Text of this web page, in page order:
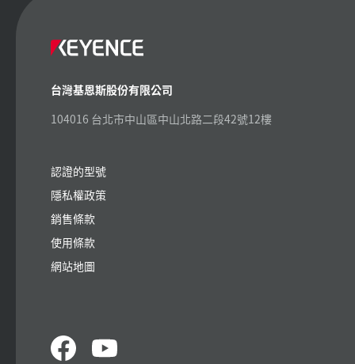
台灣基恩斯股份有限公司
104016 台北市中山區中山北路二段42號12樓
認證的型號
隱私權政策
銷售條款
使用條款
網站地圖